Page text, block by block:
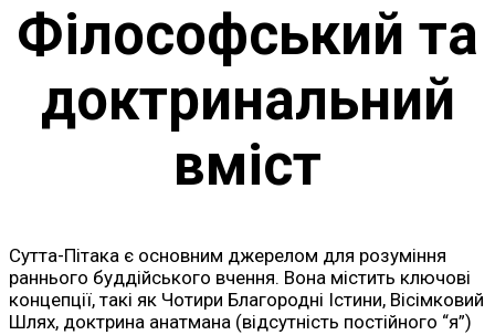
Філософський та
доктринальний
вміст
Сутта-Пітака є основним джерелом для розуміння
раннього буддійського вчення. Вона містить ключові
концепції, такі як Чотири Благородні Істини, Вісімковий
Шлях, доктрина анатмана (відсутність постійного “я”)